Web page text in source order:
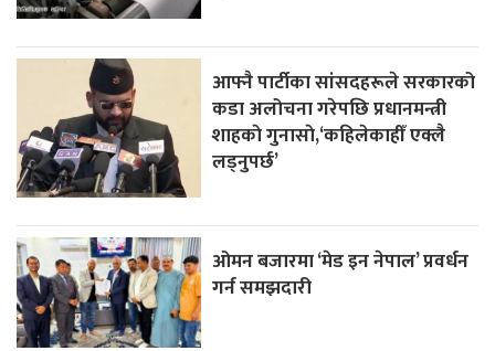
आफ्नै पार्टीका सांसदहरूले सरकारको
कडा अलोचना गरेपछि प्रधानमन्त्री
शाहकाे गुनासाे,‘कहिलेकाहीँ एक्लै
लड्नुपर्छ’
ओमन बजारमा ‘मेड इन नेपाल’ प्रवर्धन
गर्न समझदारी